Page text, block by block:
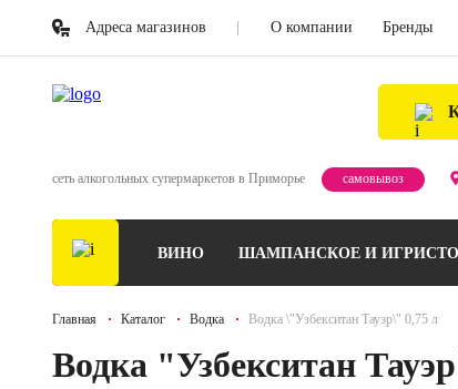
Адреса магазинов О компании Бренды
сеть алкогольных супермаркетов в Приморье самовывоз
ВИНО ШАМПАНСКОЕ И
Главная Каталог Водка Водка \"Узбекситан Тауэр\" 0,75 л
Водка "Узбекситан